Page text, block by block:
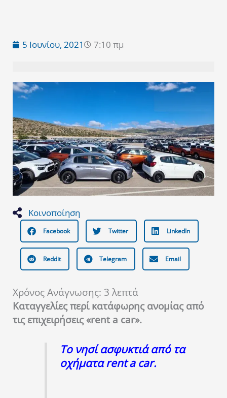
5 Ιουνίου, 2021 7:10 πμ
Κοινοποίηση
Facebook Twitter LinkedIn
Reddit Telegram Email
Χρόνος Ανάγνωσης: 3 λεπτά
Καταγγελίες περί κατάφωρης ανομίας από
τις επιχειρήσεις «rent a car».
Το νησί ασφυκτιά από τα
οχήματαrent a car.